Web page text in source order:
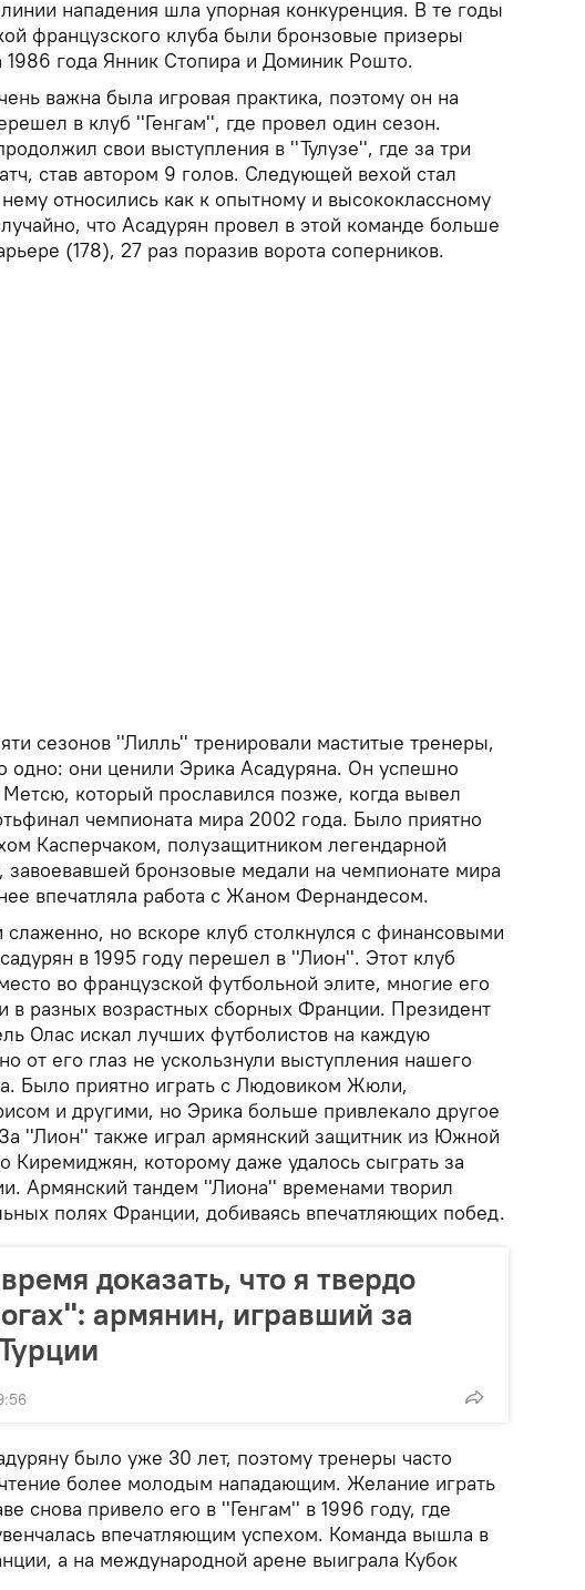
нападения шла упорная конкуренция. В те годы
французского клуба были бронзовые призеры
1986 года Янник Стопира и Доминик Рошто.
важна была игровая практика, поэтому он на
в клуб ''Генгам'', где провел один сезон.
свои выступления в ''Тулузе'', где за три
став автором 9 голов. Следующей вехой стал
относились как к опытному и высококлассному
что Асадурян провел в этой команде больше
(178), 27 раз поразив ворота соперников.
сезонов ''Лилль'' тренировали маститые тренеры,
одно: они ценили Эрика Асадуряна. Он успешно
который прославился позже, когда вывел
чемпионата мира 2002 года. Было приятно
Касперчаком, полузащитником легендарной
бронзовые медали на чемпионате мира
впечатляла работа с Жаном Фернандесом.
но вскоре клуб столкнулся с финансовыми
в 1995 году перешел в ''Лион''. Этот клуб
во французской футбольной элите, многие его
в разных возрастных сборных Франции. Президент
Олас искал лучших футболистов на каждую
от его глаз не ускользнули выступления нашего
Было приятно играть с Людовиком Жюли,
и другими, но Эрика больше привлекало другое
За ''Лион'' также играл армянский защитник из Южной
Киремиджян, которому даже удалось сыграть за
Армянский тандем ''Лиона'' временами творил
полях Франции, добиваясь впечатляющих побед.
доказать, что я твердо
армянин, игравший за
было уже 30 лет, поэтому тренеры часто
более молодым нападающим. Желание играть
снова привело его в ''Генгам'' в 1996 году, где
впечатляющим успехом. Команда вышла в
а на международной арене выиграла Кубок